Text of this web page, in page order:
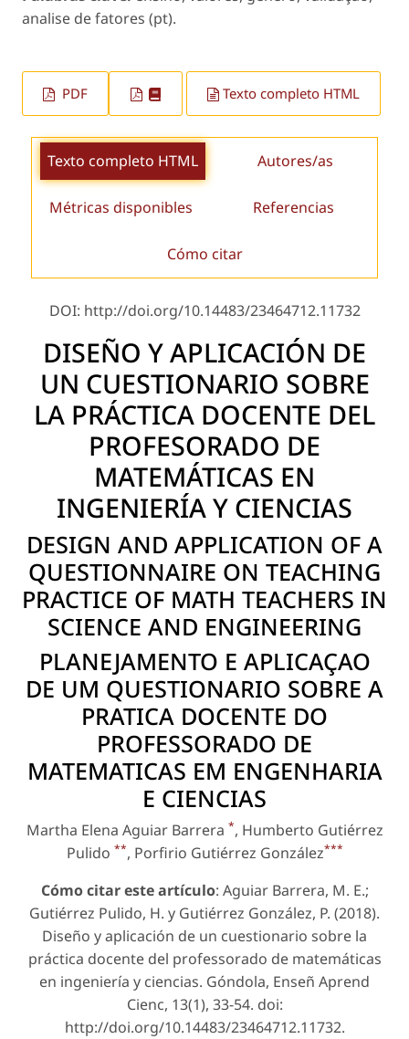
analise de fatores (pt).
PDF Texto completo HTML
Texto completo HTML Autores/as
Métricas disponibles Referencias
Cómo citar
DOI: http://doi.org/10.14483/23464712.11732
DISEÑO Y APLICACIÓN DE
UN CUESTIONARIO SOBRE
LA PRÁCTICA DOCENTE DEL
PROFESORADO DE
MATEMÁTICAS EN
INGENIERÍA Y CIENCIAS
DESIGN AND APPLICATION OF A
QUESTIONNAIRE ON TEACHING
PRACTICE OF MATH TEACHERS IN
SCIENCE AND ENGINEERING
PLANEJAMENTO E APLICAÇAO
DE UM QUESTIONARIO SOBRE A
PRATICA DOCENTE DO
PROFESSORADO DE
MATEMATICAS EM ENGENHARIA
E CIENCIAS
Martha Elena Aguiar Barrera *, Humberto Gutiérrez
Pulido **, Porfirio Gutiérrez González***
Cómo citar este artículo: Aguiar Barrera, M. E.;
Gutiérrez Pulido, H. y Gutiérrez González, P. (2018).
Diseño y aplicación de un cuestionario sobre la
práctica docente del professorado de matemáticas
en ingeniería y ciencias. Góndola, Enseñ Aprend
Cienc, 13(1), 33-54. doi:
http://doi.org/10.14483/23464712.11732.